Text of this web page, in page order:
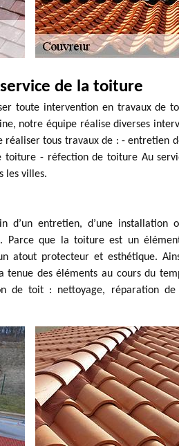
de la toiture
toute intervention en travaux de
notre équipe réalise diverses
réaliser tous travaux de : - entretien
- réfection de toiture Au
les villes.
entretien, d’une installation
Parce que la toiture est un
atout protecteur et esthétique.
tenue des éléments au cours du
de toit : nettoyage, réparation